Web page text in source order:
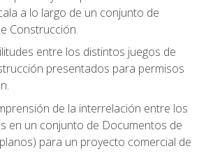
a lo largo de un conjunto de
Construcción.
entre los distintos juegos de
presentados para permisos
de la interrelación entre los
en un conjunto de Documentos de
para un proyecto comercial de